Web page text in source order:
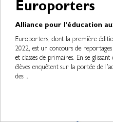
Europorters
Alliance pour l’éducation
Europorters, dont la première
2022, est un concours de
et classes de primaires. En se
élèves enquêtent sur la portée de
des ...